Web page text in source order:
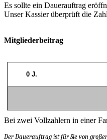
Es sollte ein Dauerauftrag
Unser Kassier überprüft die
Mitgliederbeitrag
0 J.
Bei zwei Vollzahlern in einer
Der Dauerauftrag ist für Sie von